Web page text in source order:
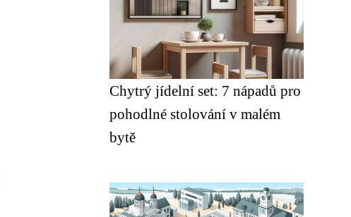
Chytrý jídelní set: 7 nápadů pro
pohodlné stolování v malém
bytě